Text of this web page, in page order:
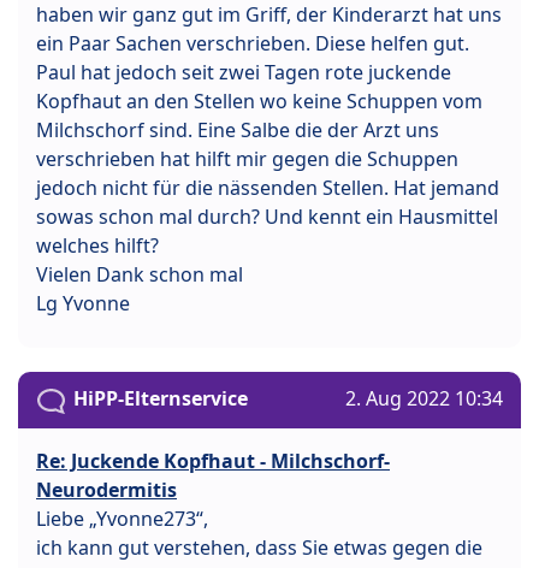
haben wir ganz gut im Griff, der Kinderarzt hat uns
ein Paar Sachen verschrieben. Diese helfen gut.
Paul hat jedoch seit zwei Tagen rote juckende
Kopfhaut an den Stellen wo keine Schuppen vom
Milchschorf sind. Eine Salbe die der Arzt uns
verschrieben hat hilft mir gegen die Schuppen
jedoch nicht für die nässenden Stellen. Hat jemand
sowas schon mal durch? Und kennt ein Hausmittel
welches hilft?
Vielen Dank schon mal
Lg Yvonne
HiPP-Elternservice 2. Aug 2022 10:34
Re: Juckende Kopfhaut - Milchschorf-
Neurodermitis
Liebe „Yvonne273“,
ich kann gut verstehen, dass Sie etwas gegen die